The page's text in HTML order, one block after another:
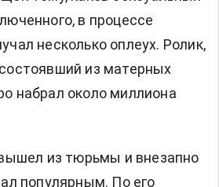
в процессе
несколько оплеух. Ролик,
из матерных
набрал около миллиона
из тюрьмы и внезапно
популярным. По его